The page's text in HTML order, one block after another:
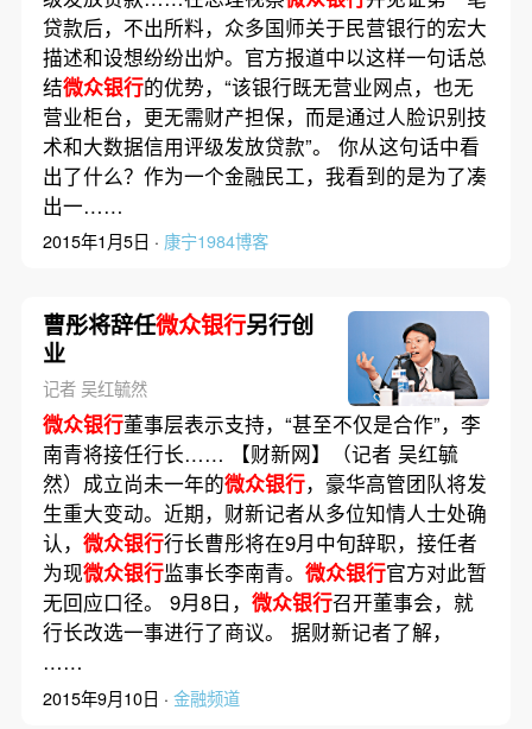
贷款后，不出所料，众多国师关于民营银行的宏大
描述和设想纷纷出炉。官方报道中以这样一句话总
结微众银行的优势，“该银行既无营业网点，也无
营业柜台，更无需财产担保，而是通过人脸识别技
术和大数据信用评级发放贷款”。 你从这句话中看
出了什么？作为一个金融民工，我看到的是为了凑
出一……
2015年1月5日 · 康宁1984博客
曹彤将辞任微众银行另行创
业
记者 吴红毓然
微众银行董事层表示支持，“甚至不仅是合作”，李
南青将接任行长…… 【财新网】（记者 吴红毓
然）成立尚未一年的微众银行，豪华高管团队将发
生重大变动。近期，财新记者从多位知情人士处确
认， 微众银行行长曹彤将在9月中旬辞职，接任者
为现微众银行监事长李南青。 微众银行官方对此暂
无回应口径。 9月8日， 微众银行召开董事会，就
行长改选一事进行了商议。 据财新记者了解，
……
2015年9月10日 · 金融频道